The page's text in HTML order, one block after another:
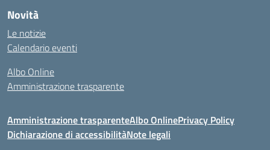
Novità
Le notizie
Calendario eventi
Albo Online
Amministrazione trasparente
Amministrazione trasparenteAlbo OnlinePrivacy Policy
Dichiarazione di accessibilitàNote legali